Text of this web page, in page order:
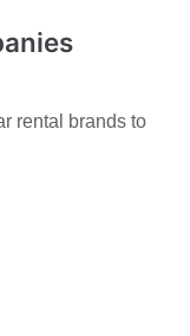
rental brands to